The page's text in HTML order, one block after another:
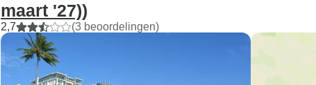
maart '27))
2,7 (3 beoordelingen)